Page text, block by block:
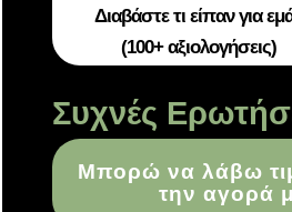
Διαβάστε τι είπαν για
(100+ αξιολογήσεις)
Συχνές
Μπορώ να λάβω
την αγορά